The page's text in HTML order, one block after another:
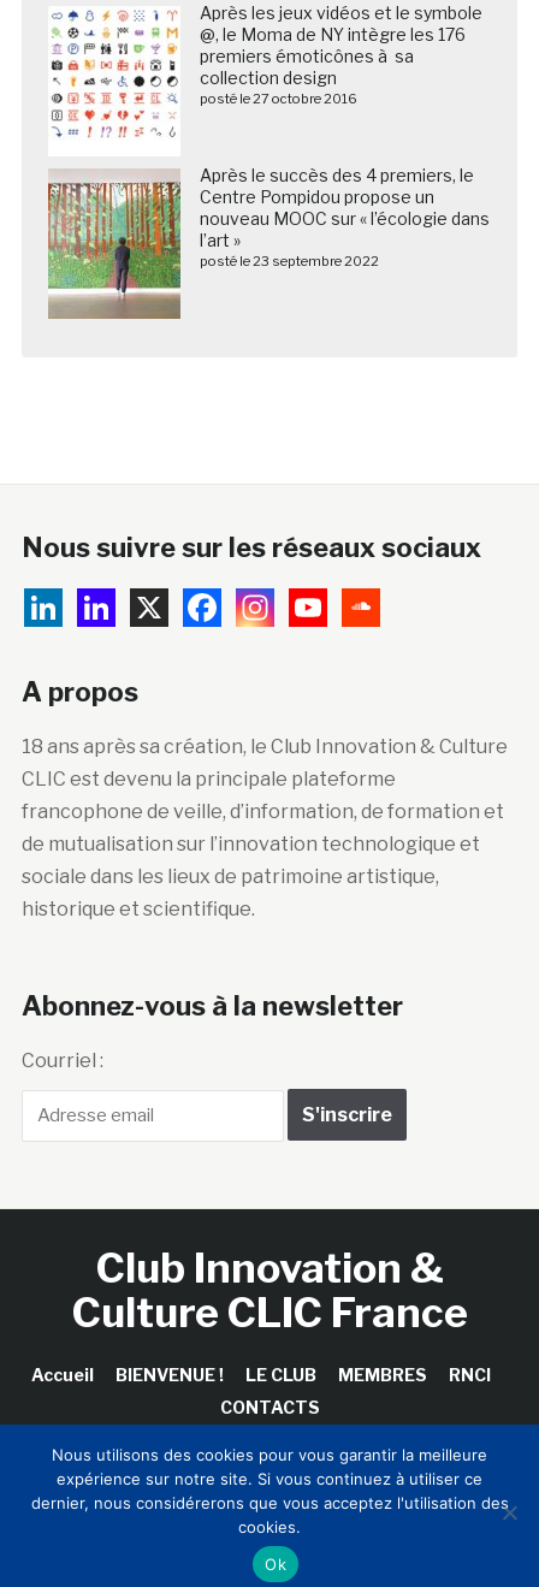
Après les jeux vidéos et le symbole
@, le Moma de NY intègre les 176
premiers émoticônes à sa
collection design
posté le 27 octobre 2016
Après le succès des 4 premiers, le
Centre Pompidou propose un
nouveau MOOC sur « l’écologie dans
l’art »
posté le 23 septembre 2022
Nous suivre sur les réseaux sociaux
A propos
18 ans après sa création, le Club Innovation & Culture
CLIC est devenu la principale plateforme
francophone de veille, d’information, de formation et
de mutualisation sur l’innovation technologique et
sociale dans les lieux de patrimoine artistique,
historique et scientifique.
Abonnez-vous à la newsletter
Courriel :
Club Innovation &
Culture CLIC France
Accueil BIENVENUE ! LE CLUB MEMBRES
RNCI
CONTACTS
Copyright © 2026 Club Innovation & Culture CLIC France /
Sinapses Conseils
Nous utilisons des cookies pour vous garantir la meilleure
expérience sur notre site. Si vous continuez à utiliser ce
dernier, nous considérerons que vous acceptez l'utilisation des
cookies.
Ok